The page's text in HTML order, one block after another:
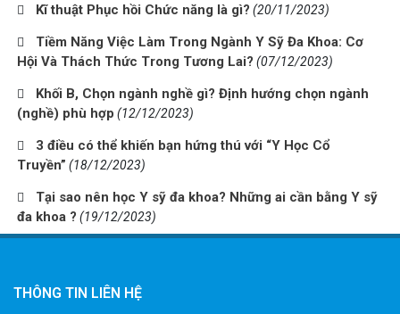
Kĩ thuật Phục hồi Chức năng là gì? (20/11/2023)
Tiềm Năng Việc Làm Trong Ngành Y Sỹ Đa Khoa: Cơ
Hội Và Thách Thức Trong Tương Lai? (07/12/2023)
Khối B, Chọn ngành nghề gì? Định hướng chọn ngành
(nghề) phù hợp (12/12/2023)
3 điều có thể khiến bạn hứng thú với “Y Học Cổ
Truyền” (18/12/2023)
Tại sao nên học Y sỹ đa khoa? Những ai cần bằng Y sỹ
đa khoa ? (19/12/2023)
THÔNG TIN LIÊN HỆ